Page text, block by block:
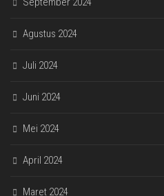
Agustus 2024
Juli 2024
Juni 2024
Mei 2024
April 2024
Maret 2024